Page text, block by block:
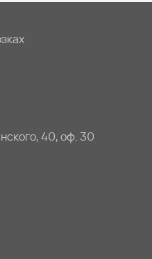
40, оф. 30